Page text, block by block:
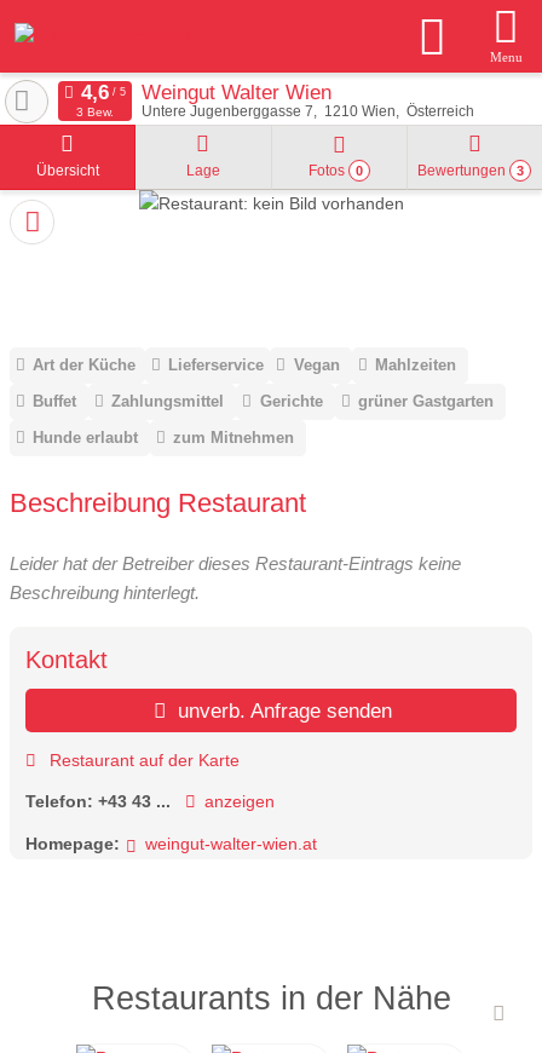
Menu
Weingut Walter Wien
Untere Jugenberggasse 7 1210 Wien Österreich
3 Bew.
Übersicht Lage Fotos 0 Bewertungen 3
Art der Küche Lieferservice Vegan
Mahlzeiten
Buffet
Zahlungsmittel Gerichte
grüner Gastgarten
Hunde erlaubt
zum Mitnehmen
Beschreibung Restaurant
Leider hat der Betreiber dieses Restaurant-Eintrags keine
Beschreibung hinterlegt.
Kontakt
unverb. Anfrage senden
Restaurant auf der Karte
Telefon: +43 43 ... anzeigen
Homepage: weingut-walter-wien.at
Restaurants in der Nähe